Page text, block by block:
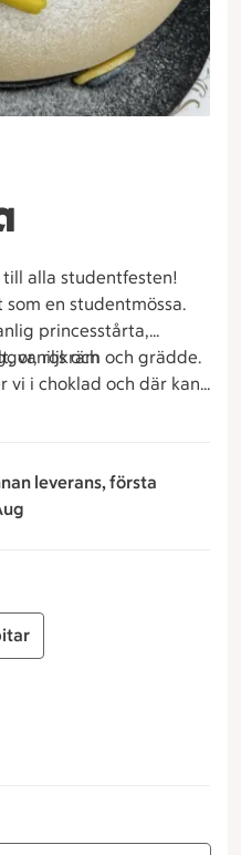
alla studentfesten!
en studentmössa.
princesstårta,
vaniljkräm och grädde.
ros och
vi i choklad och där kan
vill att det ska stå.
leverans, första